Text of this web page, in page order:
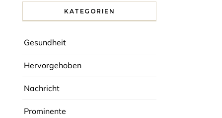
KATEGORIEN
Gesundheit
Hervorgehoben
Nachricht
Prominente